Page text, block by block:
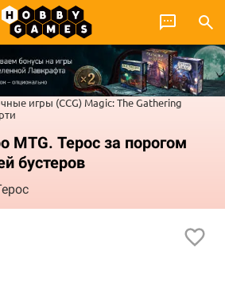
игры (CCG) Magic: The Gathering
MTG. Терос за порогом
бустеров